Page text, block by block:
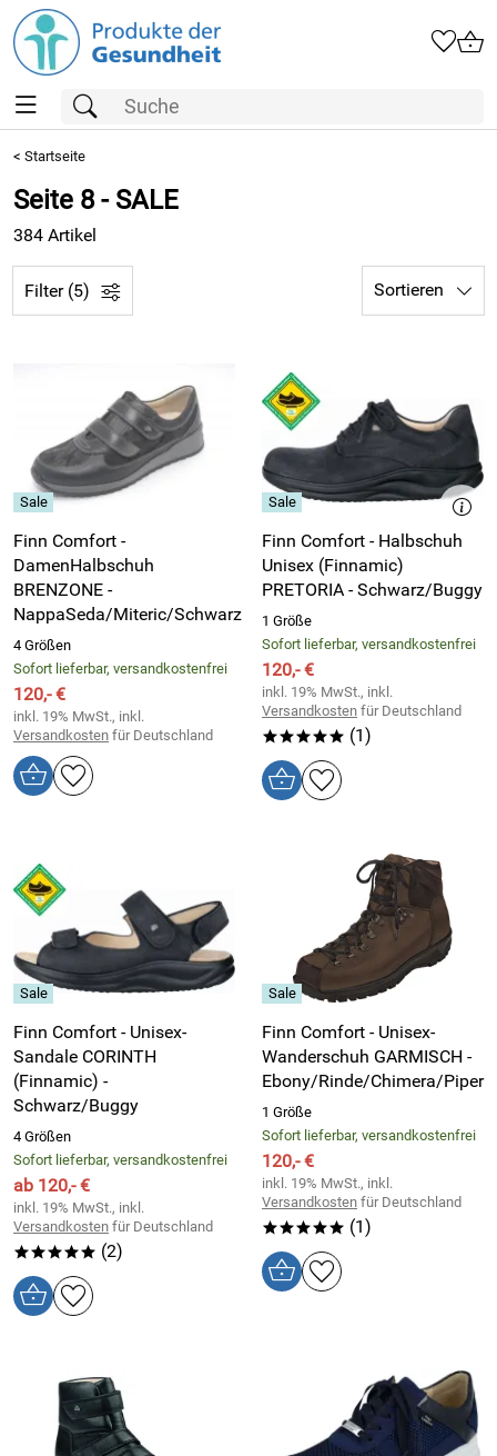
< Startseite
Seite 8 - SALE
384 Artikel
Filter (5) Sortieren
Finn Comfort -
DamenHalbschuh
BRENZONE -
NappaSeda/Miteric/Schwarz
4 Größen
Sofort lieferbar, versandkostenfrei
120,- €
inkl. 19% MwSt., inkl.
Versandkosten für Deutschland
Finn Comfort - Halbschuh
Unisex (Finnamic)
PRETORIA - Schwarz/Buggy
1 Größe
Sofort lieferbar, versandkostenfrei
120,- €
inkl. 19% MwSt., inkl.
Versandkosten für Deutschland
***** (1)
Finn Comfort - Unisex-
Sandale CORINTH
(Finnamic) -
Schwarz/Buggy
4 Größen
Sofort lieferbar, versandkostenfrei
ab 120,- €
inkl. 19% MwSt., inkl.
Versandkosten für Deutschland
***** (2)
Finn Comfort - Unisex-
Wanderschuh GARMISCH -
Ebony/Rinde/Chimera/Piper
1 Größe
Sofort lieferbar, versandkostenfrei
120,- €
inkl. 19% MwSt., inkl.
Versandkosten für Deutschland
***** (1)